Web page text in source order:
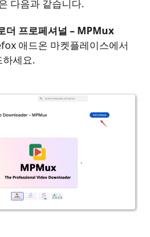
다음과 같습니다.
더 프로페셔널 – MPMux
애드온 마켓플레이스에서
세요.